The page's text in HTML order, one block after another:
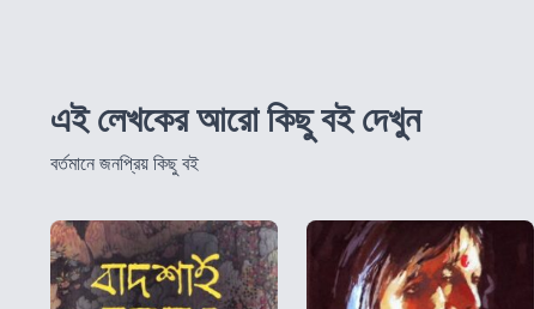
এই লেখকের আরো কিছু বই দেখুন
বর্তমানে জনপ্রিয় কিছু বই